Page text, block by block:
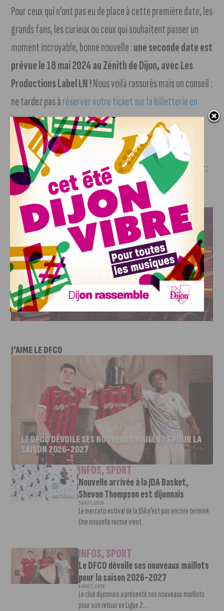
Pour ceux qui n’ont pas eu de place à cette première date, les
grands fans, les curieux ou ceux qui souhaitent passer un
moment incroyable, bonne nouvelle :une seconde date est
prévue le 18 mai 2024 au Zénith de Dijon, avec Les
Productions Label LN !Nous voilà rassurés mais un conseil :
ne tardez pas àréserver votre ticket sur la billetterie en
ligne ! (suivre notre lien)
J’aime Dijon a eu l’occasion de couvrirEpicentre Tour ,
retrouvez des photos inédites de la tournée.(Crédit photos :
Aurélie Boudenia)
J'AIME LE DFCO
LE DFCO DÉVOILE SES NOUVEAUX MAILLOTS POUR LA
SAISON 2026-2027
INFOS,SPORT
Nouvelle arrivée à la JDA Basket,
Shevon Thompson est dijonnais
7 AOÛT, 2026
Le mercato estival de la JDA n’est pas encore terminé.
Une nouvelle recrue vient...
INFOS,SPORT
Le DFCO dévoile ses nouveaux maillots
pour la saison 2026-2027
6 AOÛT, 2026
Le club dijonnais a présenté ses nouveaux maillots
pour son retour en Ligue 2....